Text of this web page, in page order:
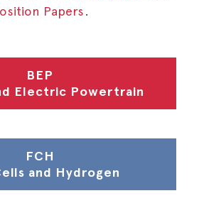
Papers.
BEP
Electric Powertrain
FCH
and Hydrogen